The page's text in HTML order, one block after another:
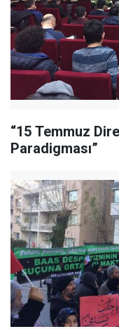
“15 Temmuz
Paradigması”